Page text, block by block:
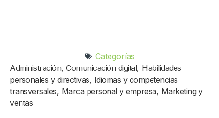
Categorías
Administración, Comunicación digital, Habilidades
personales y directivas, Idiomas y competencias
transversales, Marca personal y empresa, Marketing y
ventas